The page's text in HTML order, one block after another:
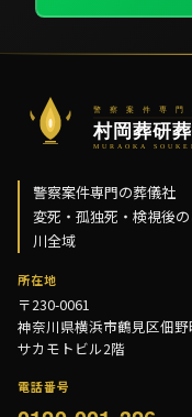
警察案件専門の葬儀社
変死・孤独死・検視後
川全域
所在地
〒230-0061
神奈川県横浜市鶴見区佃野
サカモトビル2階
電話番号